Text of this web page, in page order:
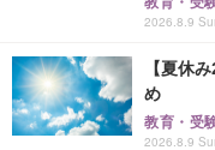
2026.8.9
【夏休
め
教育・受
2026.8.9